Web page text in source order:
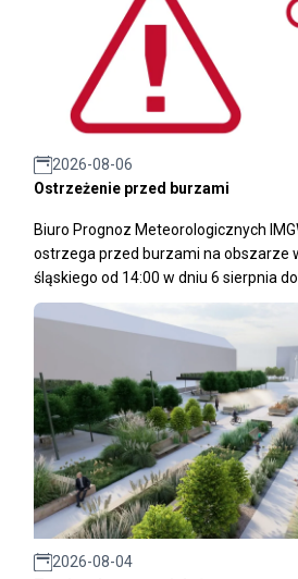
2026-08-06
Ostrzeżenie przed burzami
Biuro Prognoz Meteorologicznych
ostrzega przed burzami na obszarze
śląskiego od 14:00 w dniu 6 sierpnia
2026-08-04